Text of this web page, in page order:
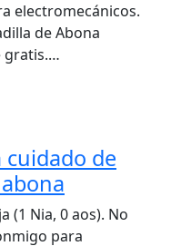
electromecánicos.
de Abona
gratis.…
cuidado de
(1 Nia, 0 aos). No
para